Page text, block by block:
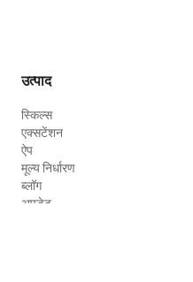
उत्पाद
स्किल्स
एक्सटेंशन
ऐप
मूल्य निर्धारण
ब्लॉग
अपडेट